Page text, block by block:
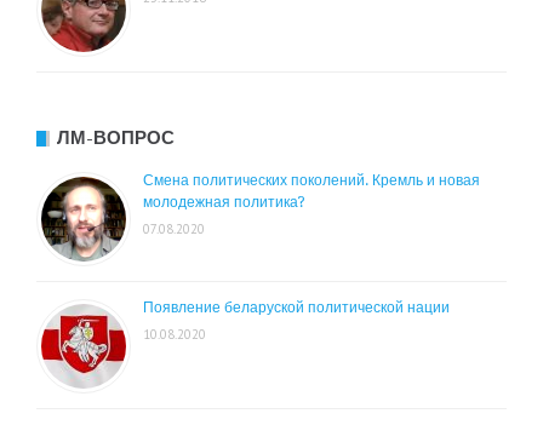
ЛМ-ВОПРОС
Смена политических поколений. Кремль и новая
молодежная политика?
07.08.2020
Появление беларуской политической нации
10.08.2020